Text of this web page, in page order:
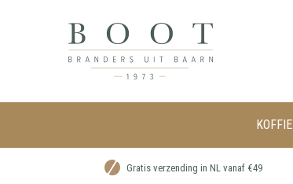
KOFFIE
Gratis verzending in NL vanaf €49